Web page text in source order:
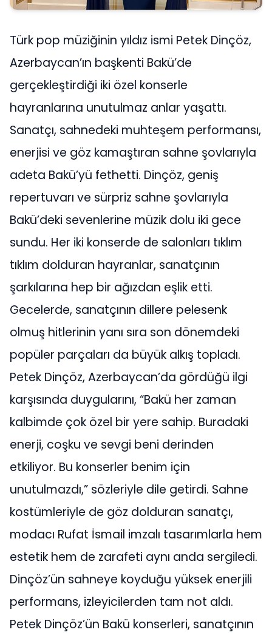
Türk pop müziğinin yıldız ismi Petek Dinçöz,
Azerbaycan’ın başkenti Bakü’de
gerçekleştirdiği iki özel konserle
hayranlarına unutulmaz anlar yaşattı.
Sanatçı, sahnedeki muhteşem performansı,
enerjisi ve göz kamaştıran sahne şovlarıyla
adeta Bakü’yü fethetti. Dinçöz, geniş
repertuvarı ve sürpriz sahne şovlarıyla
Bakü’deki sevenlerine müzik dolu iki gece
sundu. Her iki konserde de salonları tıklım
tıklım dolduran hayranlar, sanatçının
şarkılarına hep bir ağızdan eşlik etti.
Gecelerde, sanatçının dillere pelesenk
olmuş hitlerinin yanı sıra son dönemdeki
popüler parçaları da büyük alkış topladı.
Petek Dinçöz, Azerbaycan’da gördüğü ilgi
karşısında duygularını, “Bakü her zaman
kalbimde çok özel bir yere sahip. Buradaki
enerji, coşku ve sevgi beni derinden
etkiliyor. Bu konserler benim için
unutulmazdı,” sözleriyle dile getirdi. Sahne
kostümleriyle de göz dolduran sanatçı,
modacı Rufat İsmail imzalı tasarımlarla hem
estetik hem de zarafeti aynı anda sergiledi.
Dinçöz’ün sahneye koyduğu yüksek enerjili
performans, izleyicilerden tam not aldı.
Petek Dinçöz’ün Bakü konserleri, sanatçının